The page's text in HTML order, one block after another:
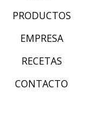
PRODUCTOS
EMPRESA
RECETAS
CONTACTO